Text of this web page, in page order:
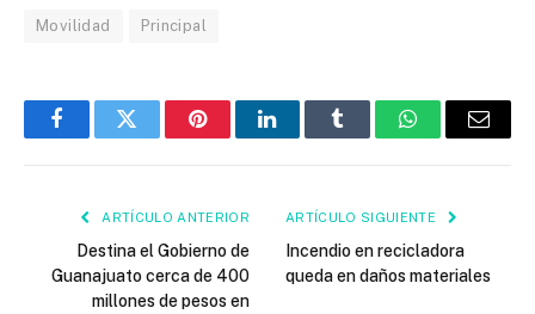
Movilidad Principal
FacebookTwitter PinterestLinkedInTumblr WhatsAppEmail
ARTÍCULO ANTERIOR
Destina el Gobierno de
Guanajuato cerca de 400
millones de pesos en
ARTÍCULO SIGUIENTE
Incendio en recicladora
queda en daños materiales